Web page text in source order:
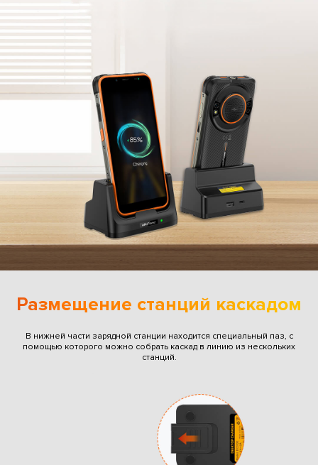
Размещение станций каскадом
В нижней части зарядной станции находится специальный паз, с
помощью которого можно собрать каскад в линию из нескольких
станций.